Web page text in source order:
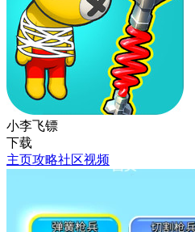
小李飞镖
下载
主页攻略社区视频